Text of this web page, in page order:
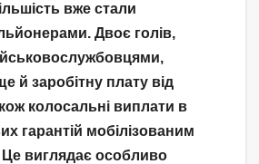
вже стали
Двоє голів,
й заробітну плату від
колосальні виплати в
гарантій мобілізованим
Це виглядає особливо